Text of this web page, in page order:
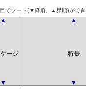
でソート(▼降順、▲昇順)がで
▲ ▲
ージ 特長
▼ ▼